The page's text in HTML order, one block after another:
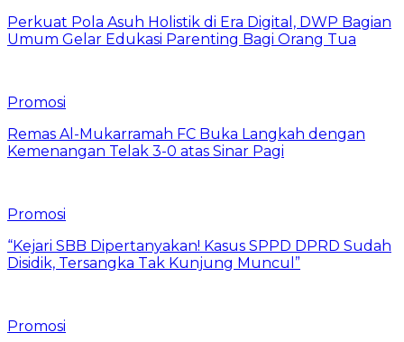
Perkuat Pola Asuh Holistik di Era Digital, DWP Bagian
Umum Gelar Edukasi Parenting Bagi Orang Tua
Promosi
Remas Al-Mukarramah FC Buka Langkah dengan
Kemenangan Telak 3-0 atas Sinar Pagi
Promosi
“Kejari SBB Dipertanyakan! Kasus SPPD DPRD Sudah
Disidik, Tersangka Tak Kunjung Muncul”
Promosi